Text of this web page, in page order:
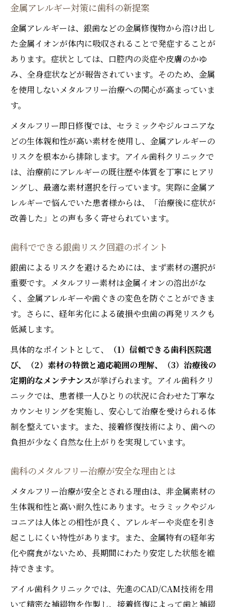
金属アレルギー対策に歯科の新提案
金属アレルギーは、銀歯などの金属修復物から溶け出し
た金属イオンが体内に吸収されることで発症することが
あります。症状としては、口腔内の炎症や皮膚のかゆ
み、全身症状などが報告されています。そのため、金属
を使用しないメタルフリー治療への関心が高まっていま
す。
メタルフリー即日修復では、セラミックやジルコニアな
どの生体親和性が高い素材を使用し、金属アレルギーの
リスクを根本から排除します。アイル歯科クリニックで
は、治療前にアレルギーの既往歴や体質を丁寧にヒアリ
ングし、最適な素材選択を行っています。実際に金属ア
レルギーで悩んでいた患者様からは、「治療後に症状が
改善した」との声も多く寄せられています。
歯科でできる銀歯リスク回避のポイント
銀歯によるリスクを避けるためには、まず素材の選択が
重要です。メタルフリー素材は金属イオンの溶出がな
く、金属アレルギーや歯ぐきの変色を防ぐことができま
す。さらに、経年劣化による破損や虫歯の再発リスクも
低減します。
具体的なポイントとして、
（1）信頼できる歯科医院選
び、（2）素材の特徴と適応範囲の理解、（3）治療後の
定期的なメンテナンスが挙げられます。アイル歯科クリ
ニックでは、患者様一人ひとりの状況に合わせた丁寧な
カウンセリングを実施し、安心して治療を受けられる体
制を整えています。また、接着修復技術により、歯への
負担が少なく自然な仕上がりを実現しています。
歯科のメタルフリー治療が安全な理由とは
メタルフリー治療が安全とされる理由は、非金属素材の
生体親和性と高い耐久性にあります。セラミックやジル
コニアは人体との相性が良く、アレルギーや炎症を引き
起こしにくい特性があります。また、金属特有の経年劣
化や腐食がないため、長期間にわたり安定した状態を維
持できます。
アイル歯科クリニックでは、先進のCAD/CAM技術を用
いて精密な補綴物を作製し、接着修復によって歯と補綴